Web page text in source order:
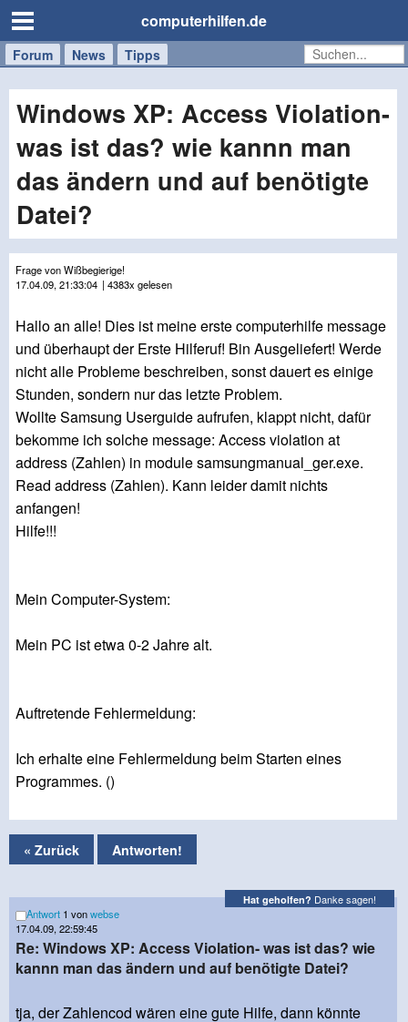
computerhilfen.de
Forum News Tipps
Handy
Tablet
Windows
Mac
Windows XP: Access Violation-
was ist das? wie kannn man
das ändern und auf benötigte
Datei?
Frage von Wißbegierige!
17.04.09, 21:33:04 | 4383x gelesen
Hallo an alle! Dies ist meine erste computerhilfe message
und überhaupt der Erste Hilferuf! Bin Ausgeliefert! Werde
nicht alle Probleme beschreiben, sonst dauert es einige
Stunden, sondern nur das letzte Problem.
Wollte Samsung Userguide aufrufen, klappt nicht, dafür
bekomme ich solche message: Access violation at
address (Zahlen) in module samsungmanual_ger.exe.
Read address (Zahlen). Kann leider damit nichts
anfangen!
Hilfe!!!
Mein Computer-System:
Mein PC ist etwa 0-2 Jahre alt.
Auftretende Fehlermeldung:
Ich erhalte eine Fehlermeldung beim Starten eines
Programmes. ()
« Zurück Antworten!
Hat geholfen? Danke sagen!
Antwort 1 vonwebse
17.04.09, 22:59:45
Re: Windows XP: Access Violation- was ist das? wie
kannn man das ändern und auf benötigte Datei?
tja, der Zahlencod wären eine gute Hilfe, dann könnte